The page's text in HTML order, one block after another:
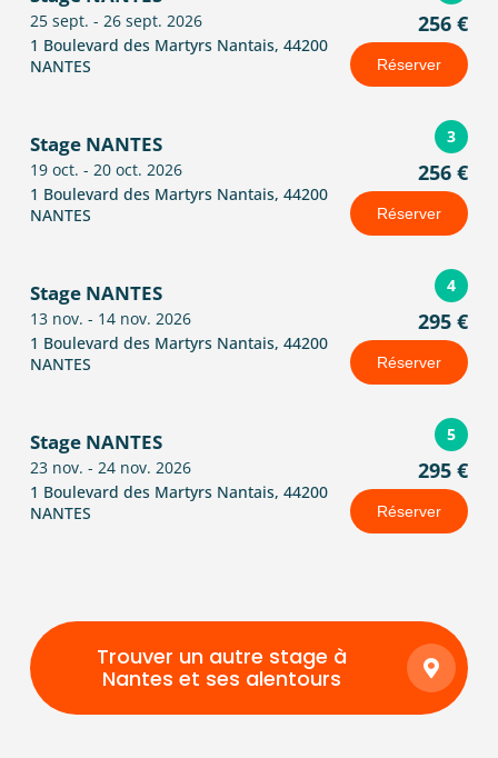
25 sept. - 26 sept. 2026
1 Boulevard des Martyrs Nantais, 44200
NANTES
256 €
Réserver
Stage NANTES
19 oct. - 20 oct. 2026
1 Boulevard des Martyrs Nantais, 44200
NANTES
3
256 €
Réserver
Stage NANTES
13 nov. - 14 nov. 2026
1 Boulevard des Martyrs Nantais, 44200
NANTES
4
295 €
Réserver
Stage NANTES
23 nov. - 24 nov. 2026
1 Boulevard des Martyrs Nantais, 44200
NANTES
5
295 €
Réserver
Trouver un autre stage à
Nantes et ses alentours